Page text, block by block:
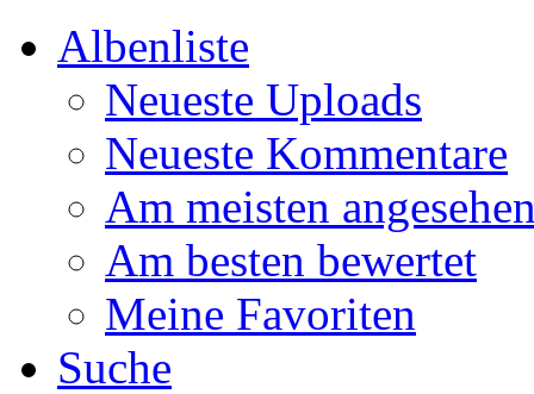
Albenliste
Neueste Uploads
Neueste Kommentare
Am meisten
Am besten bewertet
Meine Favoriten
Suche